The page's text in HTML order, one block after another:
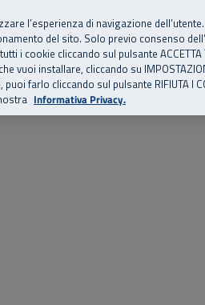
disabilità
news ed eventi Risorse utili
l’esperienza di navigazione
del sito. Solo previo consenso
cookie cliccando sul pulsante ACCETTA
installare, cliccando su
farlo cliccando sul pulsante RIFIUTA I
Informativa Privacy.